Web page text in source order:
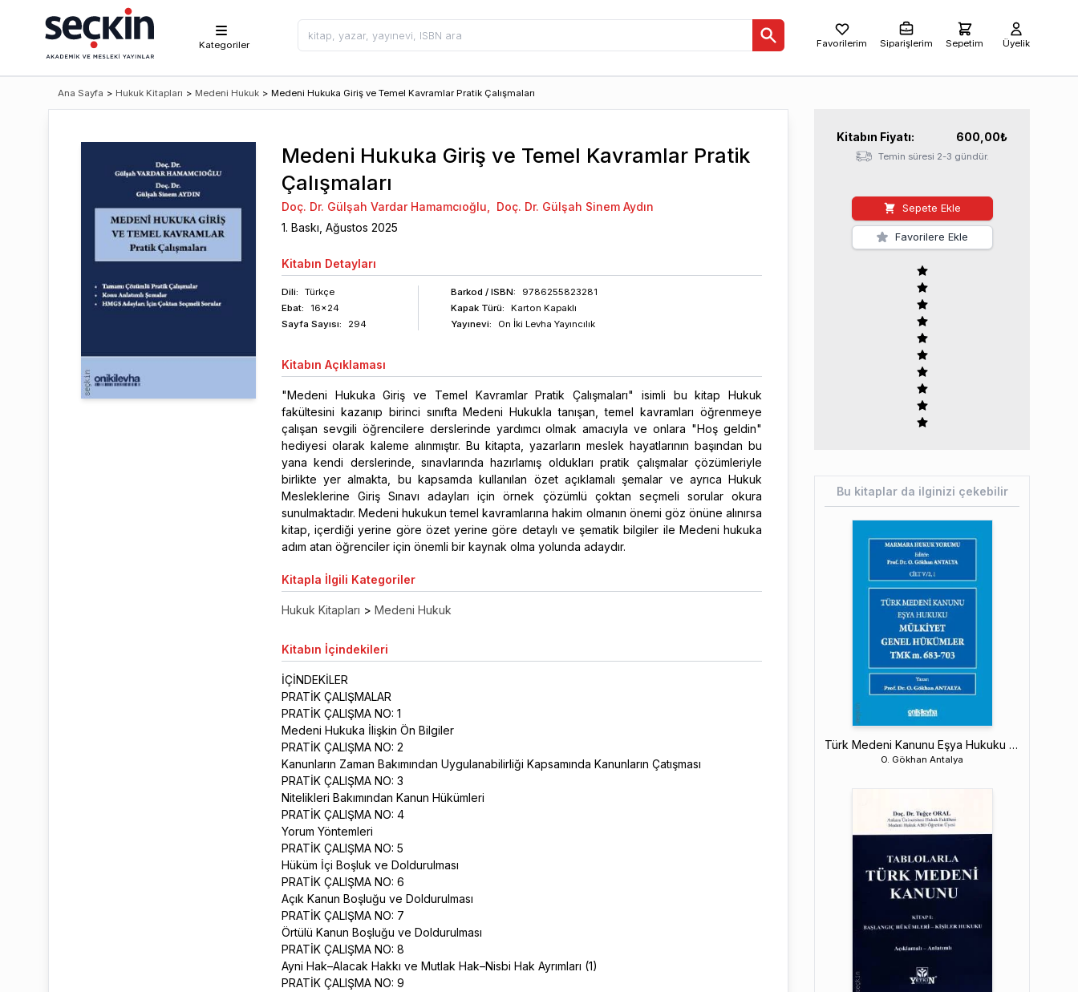
Kategoriler Favorilerim Siparişlerim Sepetim Üyelik
Ana Sayfa > Hukuk Kitapları > Medeni Hukuk > Medeni Hukuka Giriş ve Temel Kavramlar Pratik Çalışmaları
Medeni Hukuka Giriş ve Temel Kavramlar Pratik
Çalışmaları
Doç. Dr. Gülşah Vardar Hamamcıoğlu
Doç. Dr. Gülşah Sinem Aydın
1. Baskı, Ağustos 2025
Kitabın Detayları
Dili:
Türkçe
Ebat:
16x24
Sayfa Sayısı: 294
Barkod / ISBN:
9786255823281
Kapak Türü:
Karton Kapaklı
Yayınevi:
On İki Levha Yayıncılık
Kitabın Açıklaması
"Medeni Hukuka Giriş ve Temel Kavramlar Pratik Çalışmaları" isimli bu kitap Hukuk
fakültesini kazanıp birinci sınıfta Medeni Hukukla tanışan, temel kavramları öğrenmeye
çalışan sevgili öğrencilere derslerinde yardımcı olmak amacıyla ve onlara "Hoş geldin"
hediyesi olarak kaleme alınmıştır. Bu kitapta, yazarların meslek hayatlarının başından bu
yana kendi derslerinde, sınavlarında hazırlamış oldukları pratik çalışmalar çözümleriyle
birlikte yer almakta, bu kapsamda kullanılan özet açıklamalı şemalar ve ayrıca Hukuk
Mesleklerine Giriş Sınavı adayları için örnek çözümlü çoktan seçmeli sorular okura
sunulmaktadır. Medeni hukukun temel kavramlarına hakim olmanın önemi göz önüne alınırsa
kitap, içerdiği yerine göre özet yerine göre detaylı ve şematik bilgiler ile Medeni hukuka
adım atan öğrenciler için önemli bir kaynak olma yolunda adaydır.
Kitapla İlgili Kategoriler
Hukuk Kitapları > Medeni Hukuk
Kitabın İçindekileri
İÇİNDEKİLER
PRATİK ÇALIŞMALAR
PRATİK ÇALIŞMA NO: 1
Medeni Hukuka İlişkin Ön Bilgiler
PRATİK ÇALIŞMA NO: 2
Kanunların Zaman Bakımından Uygulanabilirliği Kapsamında Kanunların Çatışması
PRATİK ÇALIŞMA NO: 3
Nitelikleri Bakımından Kanun Hükümleri
PRATİK ÇALIŞMA NO: 4
Yorum Yöntemleri
PRATİK ÇALIŞMA NO: 5
Hüküm İçi Boşluk ve Doldurulması
PRATİK ÇALIŞMA NO: 6
Açık Kanun Boşluğu ve Doldurulması
PRATİK ÇALIŞMA NO: 7
Örtülü Kanun Boşluğu ve Doldurulması
PRATİK ÇALIŞMA NO: 8
Ayni Hak–Alacak Hakkı ve Mutlak Hak–Nisbi Hak Ayrımları (1)
PRATİK ÇALIŞMA NO: 9
Kitabın Fiyatı: 600,00₺
Temin süresi 2-3 gündür.
Sepete Ekle
Favorilere Ekle
Bu kitaplar da ilginizi çekebilir
Türk Medeni Kanunu Eşya Hukuku – Mülkiyet – Genel Hükümler – TMK M.683–703
O. Gökhan Antalya